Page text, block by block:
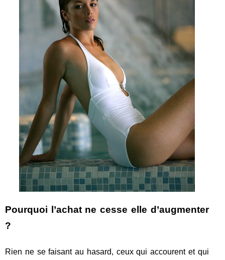
Pourquoi l’achat ne cesse elle d’augmenter
?
Rien ne se faisant au hasard, ceux qui accourent et qui